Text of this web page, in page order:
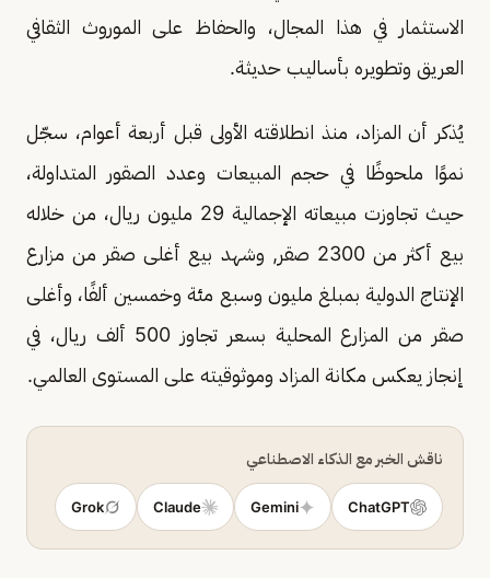
الاستثمار في هذا المجال، والحفاظ على الموروث الثقافي
العريق وتطويره بأساليب حديثة.
يُذكر أن المزاد، منذ انطلاقته الأولى قبل أربعة أعوام، سجّل
نموًا ملحوظًا في حجم المبيعات وعدد الصقور المتداولة،
حيث تجاوزت مبيعاته الإجمالية 29 مليون ريال، من خلاله
بيع أكثر من 2300 صقر, وشهد بيع أغلى صقر من مزارع
الإنتاج الدولية بمبلغ مليون وسبع مئة وخمسين ألفًا، وأغلى
صقر من المزارع المحلية بسعر تجاوز 500 ألف ريال، في
إنجاز يعكس مكانة المزاد وموثوقيته على المستوى العالمي.
ناقش الخبر مع الذكاء الاصطناعي
ChatGPT
Gemini
Claude
Grok